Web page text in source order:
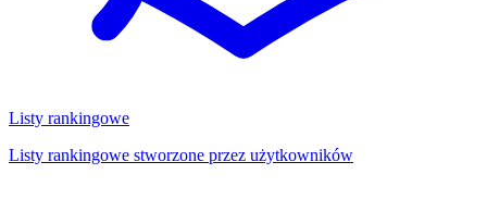
Listy rankingowe
Listy rankingowe stworzone przez użytkowników